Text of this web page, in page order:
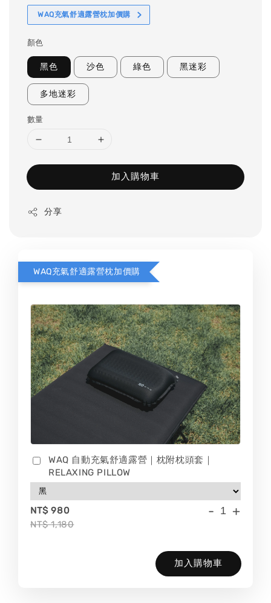
WAQ充氣舒適露營枕加價購
顏色
黑色 沙色 綠色 黑迷彩
多地迷彩
數量
加入購物車
分享
WAQ充氣舒適露營枕加價購
WAQ 自動充氣舒適露營｜枕附枕頭套｜
RELAXING PILLOW
NT$ 980
NT$ 1,180
- +
加入購物車